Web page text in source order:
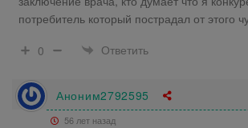
потребитель который пострадал от этого
0
Ответить
Аноним2792595
56 лет назад